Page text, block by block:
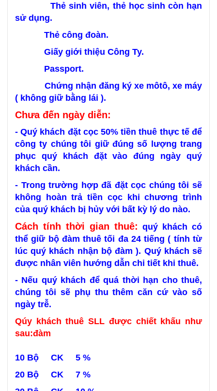
Thẻ sinh viên, thẻ học sinh còn hạn
sử dụng.
Thẻ công đoàn.
Giấy giới thiệu Công Ty.
Passport.
Chứng nhận đăng ký xe môtô, xe máy
( không giữ bằng lái ).
Chưa đến ngày diễn:
- Quý khách đặt cọc 50% tiền thuê thực tế để
công ty chúng tôi giữ đúng số lượng trang
phục quý khách đặt vào đúng ngày quý
khách cần.
- Trong trường hợp đã đặt cọc chúng tôi sẽ
không hoàn trả tiền cọc khi chương trình
của quý khách bị hủy với bất kỳ lý do nào.
Cách tính thời gian thuê: quý khách có
thể giữ bộ đàm thuê tối đa 24 tiếng ( tính từ
lúc quý khách nhận bộ đàm ). Quý khách sẽ
được nhân viên hướng dẫn chi tiết khi thuê.
- Nếu quý khách để quá thời hạn cho thuê,
chúng tôi sẽ phụ thu thêm căn cứ vào số
ngày trễ.
Qúy khách thuê SLL được chiết khấu như
sau:đàm
10 Bộ CK 5 %
20 Bộ CK 7 %